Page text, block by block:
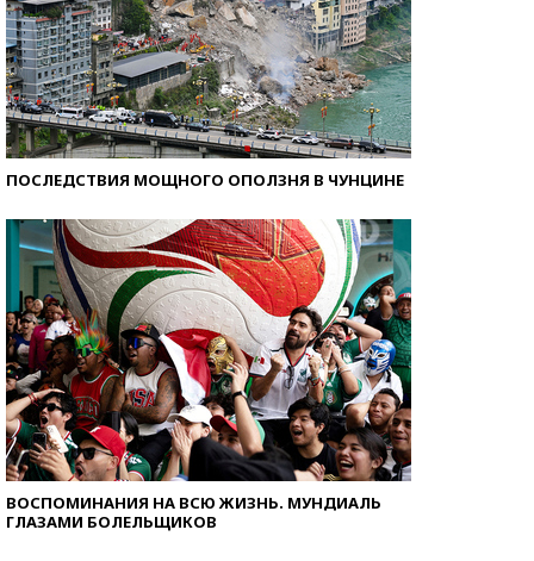
ПОСЛЕДСТВИЯ МОЩНОГО ОПОЛЗНЯ В ЧУНЦИНЕ
ВОСПОМИНАНИЯ НА ВСЮ ЖИЗНЬ. МУНДИАЛЬ
ГЛАЗАМИ БОЛЕЛЬЩИКОВ